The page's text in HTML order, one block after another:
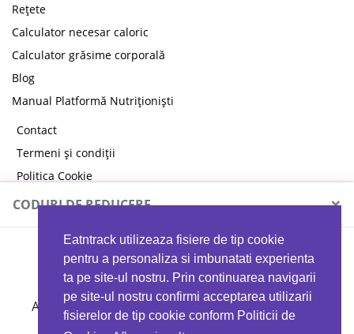
Eatntrack utilizeaza fisiere de tip cookie
pentru a personaliza si imbunatati experienta
ta pe site-ul nostru. Prin continuarea navigarii
pe site-ul nostru confirmi acceptarea utilizarii
fisierelor de tip cookie conform Politicii de
Rețete
Calculator necesar caloric
Calculator grăsime corporală
Blog
Manual Platformă Nutriționiști
Contact
Termeni și condiții
Politica Cookie
Politica de confidențialitate
CODURI DE REDUCERE ×
MYPROTEIN
Ai 40%reducere la orice comandă folosind codul
EATTRACK